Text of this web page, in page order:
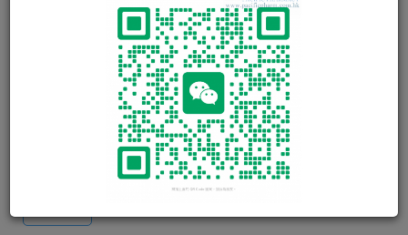
愛適糖 OSENI TABLETS
25MG/15MG